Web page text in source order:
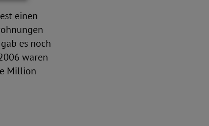
einen
es noch
waren
Million